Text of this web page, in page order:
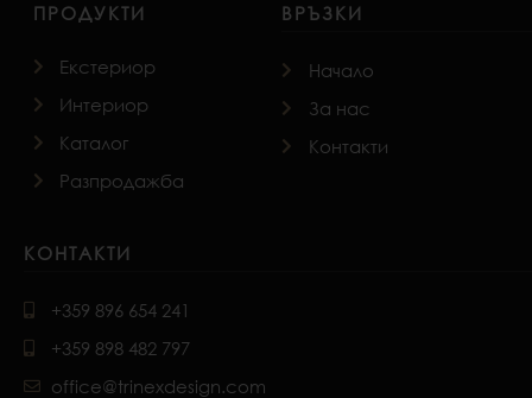
ПРОДУКТИ
Екстериор
Интериор
Каталог
Разпродажба
ВРЪЗКИ
Начало
За нас
Контакти
КОНТАКТИ
+359 896 654 241
+359 898 482 797
office@trinexdesign.com